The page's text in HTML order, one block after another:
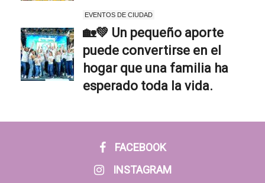
EVENTOS DE CIUDAD
🏡💚 Un pequeño aporte
puede convertirse en el
hogar que una familia ha
esperado toda la vida.
FACEBOOK
INSTAGRAM